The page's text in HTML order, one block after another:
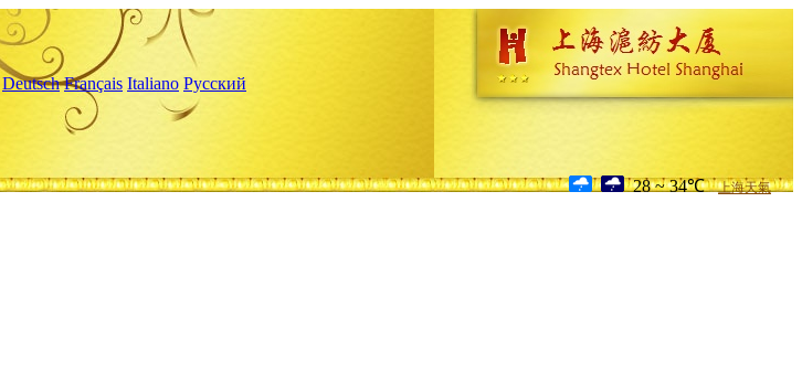
Deutsch Français Italiano Русский
28 ~ 34℃ 上海天氣